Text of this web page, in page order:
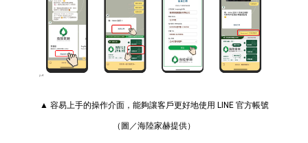
▲ 容易上手的操作介面，能夠讓客戶更好地使用 LINE 官方帳號
（圖／海陸家赫提供）